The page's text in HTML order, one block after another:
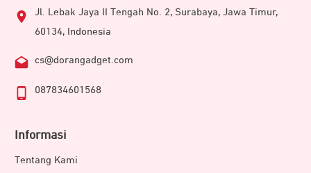
Jl. Lebak Jaya II Tengah No. 2, Surabaya, Jawa Timur,
60134, Indonesia
cs@dorangadget.com
087834601568
Informasi
Tentang Kami